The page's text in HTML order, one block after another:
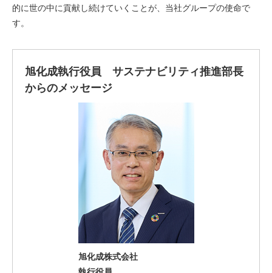
的に世の中に貢献し続けていくことが、当社グループの使命で
す。
旭化成執行役員 サステナビリティ推進部長
からのメッセージ
旭化成株式会社